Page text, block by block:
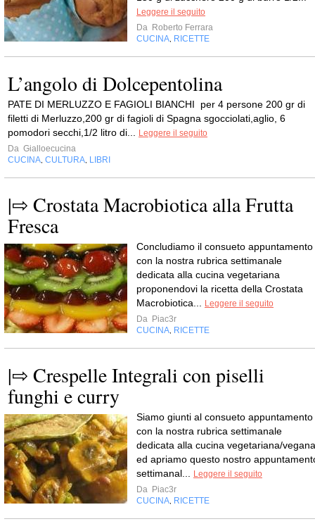
Leggere il seguito
Da Roberto Ferrara
CUCINA RICETTE
L’angolo di Dolcepentolina
PATE DI MERLUZZO E FAGIOLI BIANCHI per 4 persone 200 gr di
filetti di Merluzzo,200 gr di fagioli di Spagna sgocciolati,aglio, 6
pomodori secchi,1/2 litro di...
Leggere il seguito
Da Gialloecucina
CUCINA CULTURA LIBRI
|⇨ Crostata Macrobiotica alla Frutta
Fresca
Concludiamo il consueto appuntamento
con la nostra rubrica settimanale
dedicata alla cucina vegetariana
proponendovi la ricetta della Crostata
Macrobiotica...
Leggere il seguito
Da Piac3r
CUCINA RICETTE
|⇨ Crespelle Integrali con piselli
funghi e curry
Siamo giunti al consueto appuntamento
con la nostra rubrica settimanale
dedicata alla cucina vegetariana/vegana
ed apriamo questo nostro
settimanal...
Leggere il seguito
Da Piac3r
CUCINA RICETTE